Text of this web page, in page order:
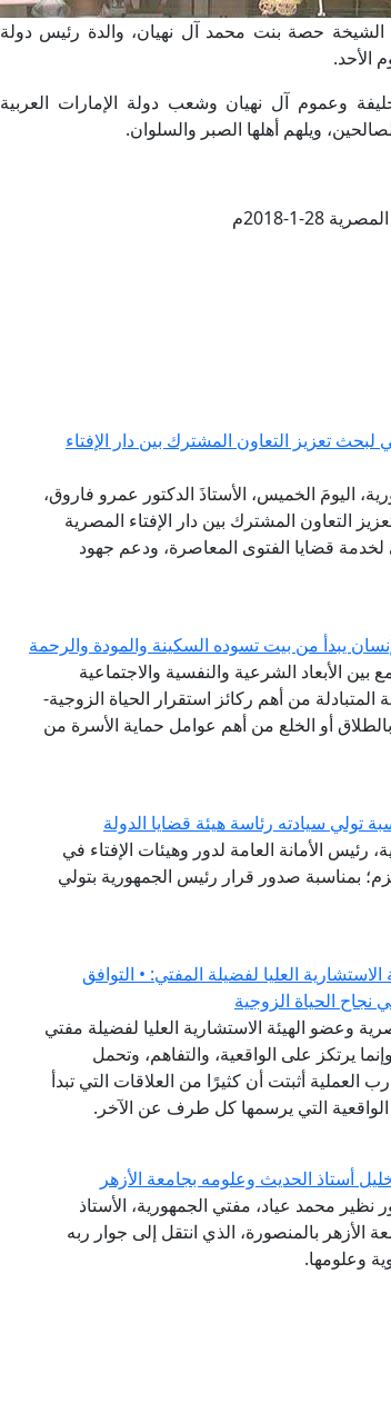
الشيخة حصة بنت محمد آل نهيان، والدة رئيس دولة
الأحد.
وعموم آل نهيان وشعب دولة الإمارات العربية
ويلهم أهلها الصبر والسلوان.
28-1-2018م
تعزيز التعاون المشترك بين دار الإفتاء
اليومَ الخميس، الأستاذَ الدكتور عمرو فاروق،
التعاون المشترك بين دار الإفتاء المصرية
قضايا الفتوى المعاصرة، ودعم جهود
يبدأ من بيت تسوده السكينة والمودة والرحمة
بين الأبعاد الشرعية والنفسية والاجتماعية
المتبادلة من أهم ركائز استقرار الحياة الزوجية-
أو الخلع من أهم عوامل حماية الأسرة من
تولي سيادته رئاسة هيئة قضايا الدولة
رئيس الأمانة العامة لدور وهيئات الإفتاء في
بمناسبة صدور قرار رئيس الجمهورية بتولي
العليا لفضيلة المفتي: • التوافق
الحياة الزوجية
وعضو الهيئة الاستشارية العليا لفضيلة مفتي
يرتكز على الواقعية، والتفاهم، وتحمل
العملية أثبتت أن كثيرًا من العلاقات التي تبدأ
التي يرسمها كل طرف عن الآخر.
أستاذ الحديث وعلومه بجامعة الأزهر
نظير محمد عياد، مفتي الجمهورية، الأستاذ
الأزهر بالمنصورة، الذي انتقل إلى جوار ربه
وعلومها.